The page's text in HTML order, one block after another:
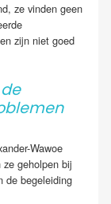
ze vinden geen
zijn niet goed
Wawoe
geholpen bij
de begeleiding